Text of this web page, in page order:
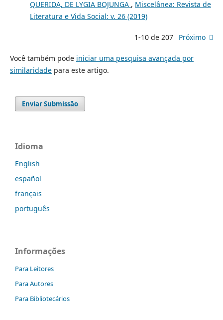
QUERIDA, DE LYGIA BOJUNGA , Miscelânea: Revista de
Literatura e Vida Social: v. 26 (2019)
1-10 de 207 Próximo
Você também pode iniciar uma pesquisa avançada por
similaridadepara este artigo.
Enviar Submissão
Idioma
English
español
français
português
Informações
Para Leitores
Para Autores
Para Bibliotecários